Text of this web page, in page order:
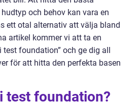
och behov kan vara en
ett otal alternativ att välja bland
artikel kommer vi att ta en
foundation” och ge dig all
för att hitta den perfekta basen
test foundation?